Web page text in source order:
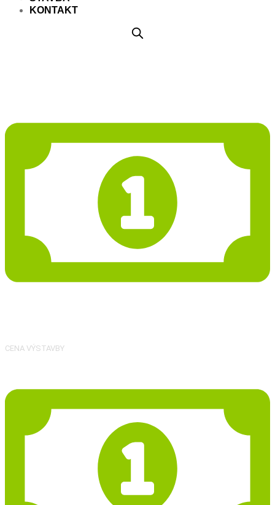
KONTAKT
CENA VÝSTAVBY